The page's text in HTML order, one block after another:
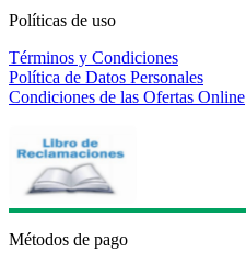
Políticas de uso
Términos y Condiciones
Política de Datos Personales
Condiciones de las Ofertas Online
Métodos de pago